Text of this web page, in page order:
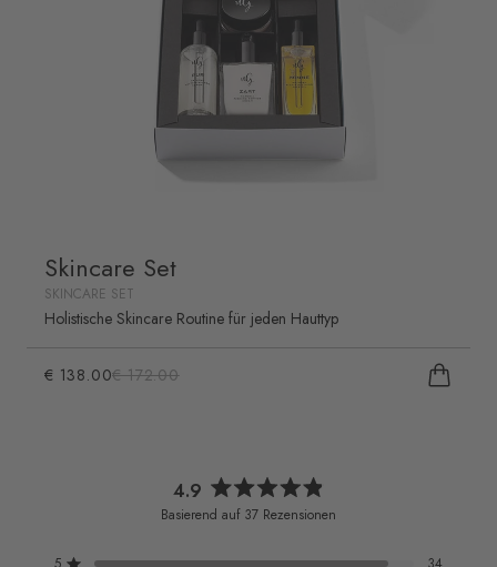
Skincare Set
SKINCARE SET
Holistische Skincare Routine für jeden Hauttyp
€ 138.00€ 172.00
4.9
Mit
4.9
5
Basierend auf 37 Rezensionen